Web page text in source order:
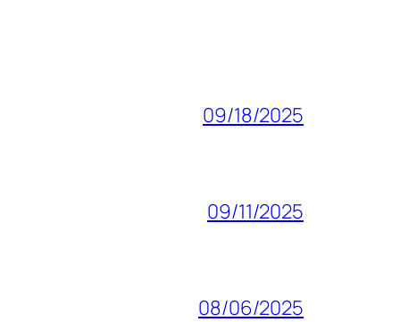
09/18/2025
09/11/2025
08/06/2025